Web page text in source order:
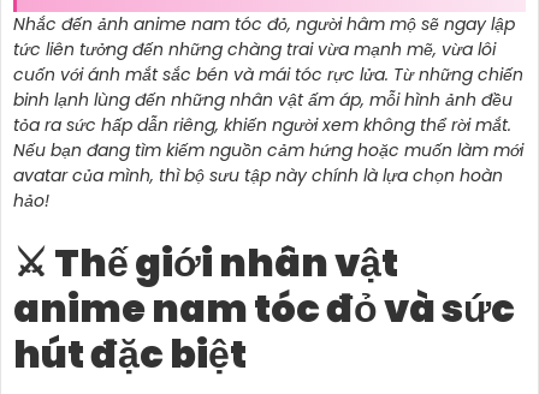
Nhắc đến ảnh anime nam tóc đỏ, người hâm mộ sẽ ngay lập
tức liên tưởng đến những chàng trai vừa mạnh mẽ, vừa lôi
cuốn với ánh mắt sắc bén và mái tóc rực lửa. Từ những chiến
binh lạnh lùng đến những nhân vật ấm áp, mỗi hình ảnh đều
tỏa ra sức hấp dẫn riêng, khiến người xem không thể rời mắt.
Nếu bạn đang tìm kiếm nguồn cảm hứng hoặc muốn làm mới
avatar của mình, thì bộ sưu tập này chính là lựa chọn hoàn
hảo!
⚔️ Thế giới nhân vật
anime nam tóc đỏ và sức
hút đặc biệt